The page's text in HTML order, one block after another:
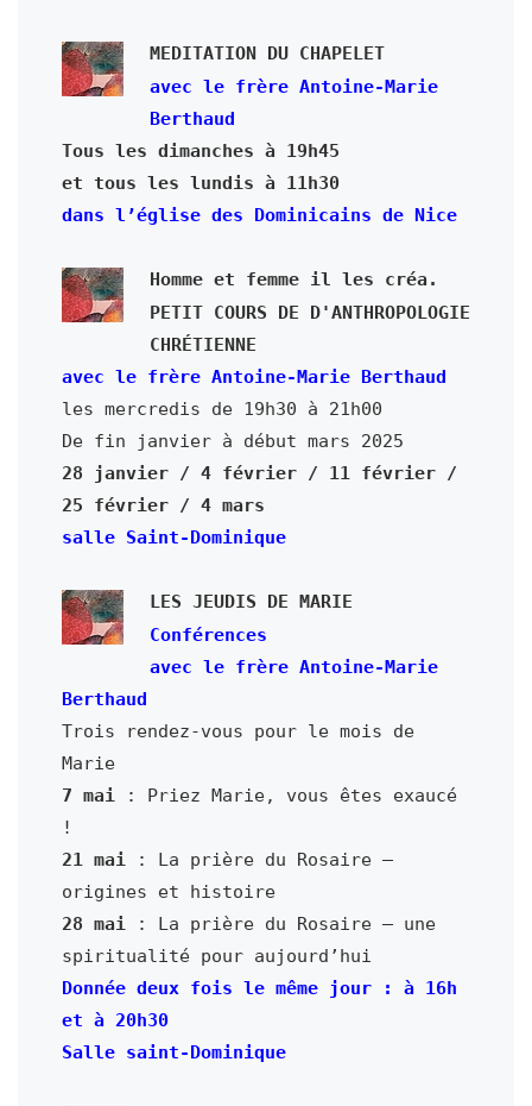
MEDITATION DU CHAPELET
avec le frère Antoine-Marie
Berthaud
Tous les dimanches à 19h45
et tous les lundis à 11h30
dans l’église des Dominicains de Nice
Homme et femme il les créa.
PETIT COURS DE D'ANTHROPOLOGIE
CHRÉTIENNE
avec le frère Antoine-Marie Berthaud
les mercredis de 19h30 à 21h00
28 janvier / 4 février / 11 février /
salle Saint-Dominique
LES JEUDIS DE MARIE
Conférences
avec le frère Antoine-Marie
Berthaud
Trois rendez-vous pour le mois de
Marie
7 mai
: Priez Marie, vous êtes exaucé
21 mai
: La prière du Rosaire –
origines et histoire
28 mai
: La prière du Rosaire – une
Donnée deux fois le même jour : à 16h
et à 20h30
Salle saint-Dominique